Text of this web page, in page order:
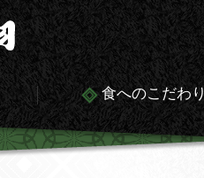
食へのこだわ